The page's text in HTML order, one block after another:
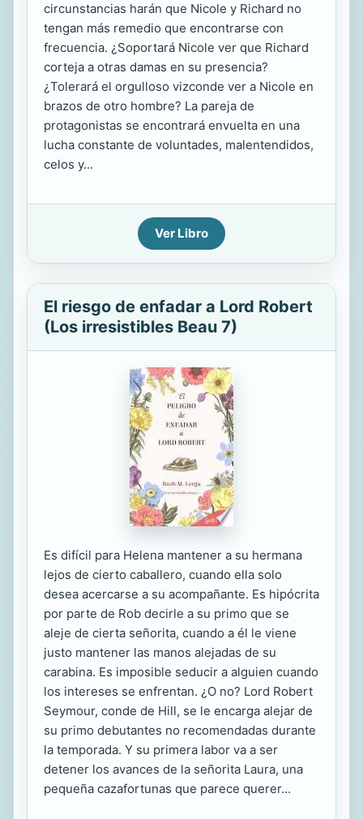
circunstancias harán que Nicole y Richard no
tengan más remedio que encontrarse con
frecuencia. ¿Soportará Nicole ver que Richard
corteja a otras damas en su presencia?
¿Tolerará el orgulloso vizconde ver a Nicole en
brazos de otro hombre? La pareja de
protagonistas se encontrará envuelta en una
lucha constante de voluntades, malentendidos,
celos y...
Ver Libro
El riesgo de enfadar a Lord Robert
(Los irresistibles Beau 7)
Es difícil para Helena mantener a su hermana
lejos de cierto caballero, cuando ella solo
desea acercarse a su acompañante. Es hipócrita
por parte de Rob decirle a su primo que se
aleje de cierta señorita, cuando a él le viene
justo mantener las manos alejadas de su
carabina. Es imposible seducir a alguien cuando
los intereses se enfrentan. ¿O no? Lord Robert
Seymour, conde de Hill, se le encarga alejar de
su primo debutantes no recomendadas durante
la temporada. Y su primera labor va a ser
detener los avances de la señorita Laura, una
pequeña cazafortunas que parece querer...